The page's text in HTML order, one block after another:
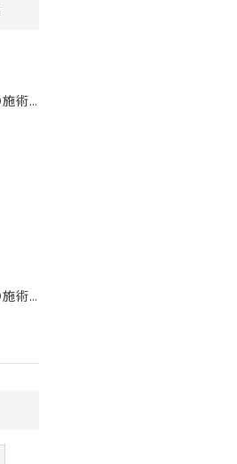
今日から安中市での施術がスタートです！
今日から沼田市での施術がスタートです！